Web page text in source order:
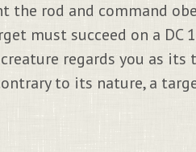
the rod and command
must succeed on a DC
regards you as
to its nature, a